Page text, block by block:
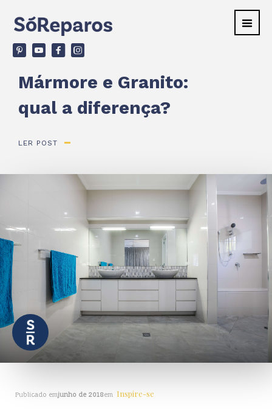
v ù F d
Mármore e Granito:
qual a diferença?
LER POST
Publicado emjunho de 2018em Inspire-se